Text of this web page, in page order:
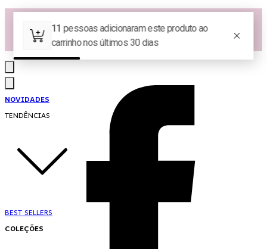
Las Queridas Club🌷 - Ganhe 5% Cashback em pontos na sua compra!
Ganhe 10% OFF na 1ª compra no App: PRIMEIRANOAPP 😍
♡ Coleção Nova: Grace in Motion ♡
NOVIDADES
TENDÊNCIAS
BEST SELLERS
COLEÇÕES